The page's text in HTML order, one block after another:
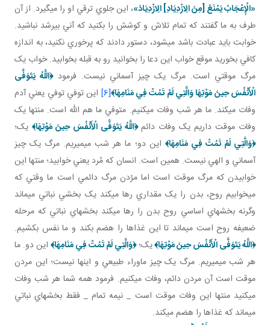
«الْإِعْجَابُ يَمْنَعُ [مِنَ الِازْدِيَادِ] الِازْدِيَادَ»، اين جلوي ترقي او را مي گيرد. از آن
طرف به ما گفتند که تمام تلاش و کوشش را بکنيد که آني بي رشد نباشيد.
خوابت بايد عبادت باشد مي شود، دستور دادند که پرخوري نکنيد، به اندازه
کافي بخوريد موقع خواب اين دعا را بخوانيد رو به قبله بخوابيد. خواب يک
مرگ موقتي است. مرگ يک چيز آسماني نيست. فرمود﴿اللَّهُ يَتَوَفَّى
الْأَنْفُسَ حِينَ مَوْتِهَا وَالَّتِي لَمْ تَمُتْ فِي مَنَامِهَا﴾[6]
اين توفي توفي يعني آدم
وفات مي کند. ما هر شب وفات مي کنيم. متوفي ما هم الله است. منتها يک
وفات موقت داريم يک وفات دائم﴿اللَّهُ يَتَوَفَّى الْأَنْفُسَ حِينَ مَوْتِهَا﴾ يک؛
﴿وَالَّتِي لَمْ تَمُتْ فِي مَنَامِهَا﴾ اين دو؛ ما هر شب مي ميريم. مرگ يک چيز
آسماني و الهي نيست. همين است. انسان که مُرد يعني خوابيد؛ منتها اين
خوابيدن که مرگ موقت است اما مرُدن مرگ دائمي است ما وقتي که
مي خوابيم روح، بدن را يک مقداري رها مي کند يک بخشي نباتي مي ماند
وگرنه بخش هاي اساسي روح بدن را رها مي کند بخش هاي نباتي که مرحله
ضعيفه روح است مي ماند تا اين غذاها را هضم بکند و ما نفس بکشيم.
﴿اللَّهُ يَتَوَفَّى الْأَنْفُسَ حِينَ مَوْتِهَا﴾يک؛﴿وَالَّتِي لَمْ تَمُتْ فِي مَنَامِهَا﴾ اين دو. ما
هر شب مي ميريم. مرگ يک چيز ماوراء طبيعي و اينها نيست؛ اين مردن
موقت است آن مردن دائم، وفات مي کنيم. فرمود همه شما هر شب وفات
مي کنيد منتها اين وفات موقت است _ نيمه تمام _ فقط بخش هاي نباتي
مي ماند که غذاها را هضم مي کند.